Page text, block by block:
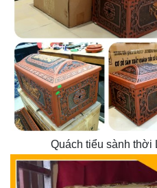
Quách tiểu sành thời